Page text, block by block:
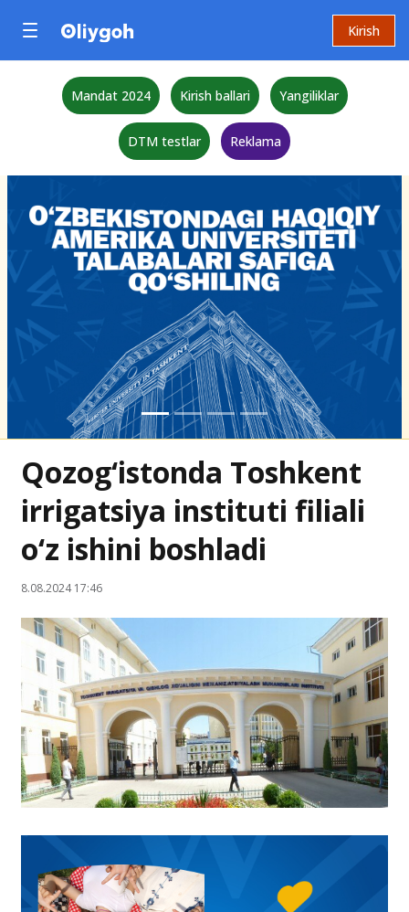
Kirish
Mandat 2024 Kirish ballari Yangiliklar
DTM testlar Reklama
Qozog‘istonda Toshkent
irrigatsiya instituti filiali
o‘z ishini boshladi
8.08.2024 17:46